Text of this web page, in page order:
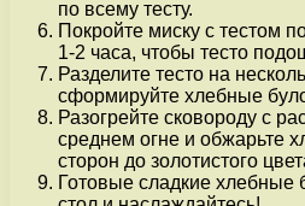
по всему тесту.
Покройте миску с тестом
1-2 часа, чтобы тесто
Разделите тесто на
сформируйте хлебные
Разогрейте сковороду с
среднем огне и обжарьте
сторон до золотистого
Готовые сладкие хлебные